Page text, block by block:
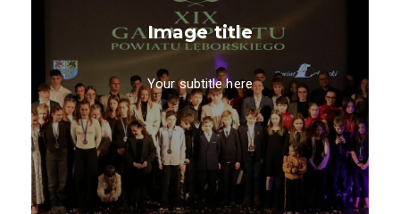
Image title
Your subtitle here